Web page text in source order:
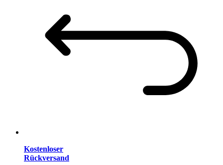
Kostenloser
Rückversand